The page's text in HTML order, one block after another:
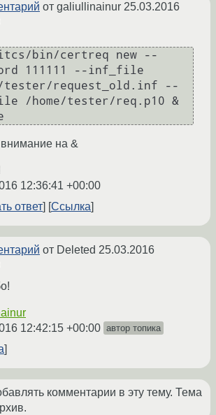
от galiullinainur 25.03.2016
bin/certreq new --
111111 --inf_file
tester/request_old.inf --
/home/tester/req.p10 &
на &
12:36:41 +00:00
ответ
Ссылка
от Deleted 25.03.2016
12:42:15 +00:00 автор топика
комментарии в эту тему. Тема